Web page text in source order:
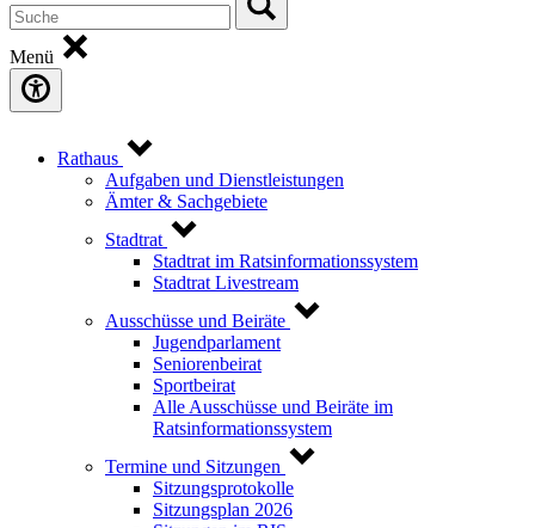
Menü
Rathaus
Aufgaben und Dienstleistungen
Ämter & Sachgebiete
Stadtrat
Stadtrat im Ratsinformationssystem
Stadtrat Livestream
Ausschüsse und Beiräte
Jugendparlament
Seniorenbeirat
Sportbeirat
Alle Ausschüsse und Beiräte im
Ratsinformationssystem
Termine und Sitzungen
Sitzungsprotokolle
Sitzungsplan 2026